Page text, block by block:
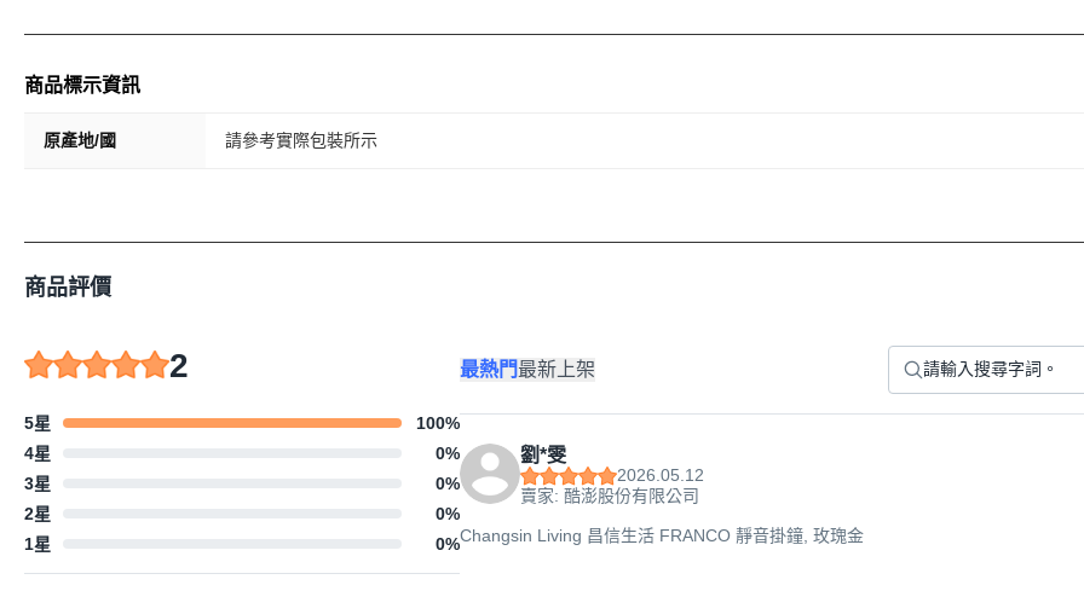
商品標示資訊
原產地/國 請參考實際包裝所示
商品評價
2
5星 100%
4星
0%
3星
0%
2星
0%
1星
0%
最熱門最新上架
劉*雯
2026.05.12
賣家: 酷澎股份有限公司
Changsin Living 昌信生活 FRANCO 靜音掛鐘, 玫瑰金